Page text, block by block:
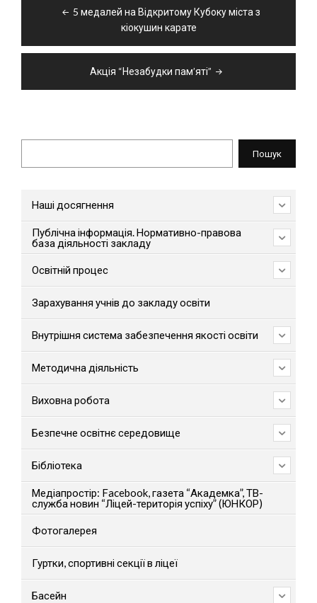
записів5 медалей на Відкритому Кубоку міста з
кіокушин карате
Акція “Незабудки пам’яті”
Пошук
Наші досягнення
Публічна інформація. Нормативно-правова
база діяльності закладу
Освітній процес
Зарахування учнів до закладу освіти
Внутрішня система забезпечення якості освіти
Методична діяльність
Виховна робота
Безпечне освітнє середовище
Бібліотека
Медіапростір: Facebook, газета “Академка”, ТВ-
служба новин “Ліцей-територія успіху” (ЮНКОР)
Фотогалерея
Гуртки, спортивні секції в ліцеї
Басейн